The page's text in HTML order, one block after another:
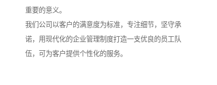
重要的意义。
我们公司以客户的满意度为标准，专注细节，坚守承
诺，用现代化的企业管理制度打造一支优良的员工队
伍，可为客户提供个性化的服务。